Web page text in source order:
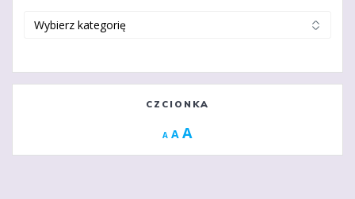
CZCIONKA
A Decrease
A Reset
A